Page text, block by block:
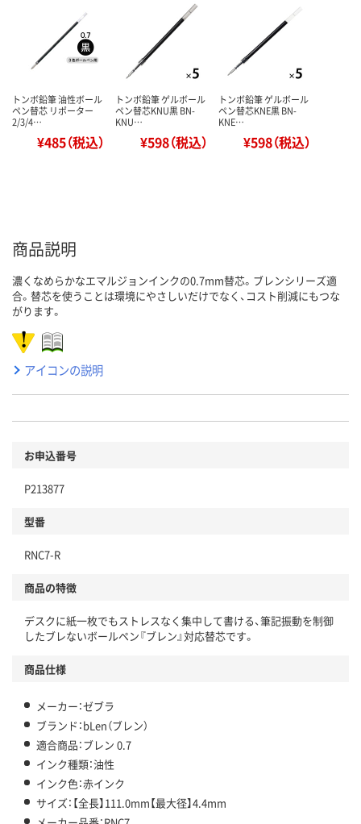
トンボ鉛筆 油性ボール
ペン替芯 リポーター
2/3/4…
¥485（税込）
トンボ鉛筆 ゲルボール
ペン替芯KNU黒 BN-
KNU…
¥598（税込）
トンボ鉛筆 ゲルボール
ペン替芯KNE黒 BN-
KNE…
¥598（税込）
商品説明
濃くなめらかなエマルジョンインクの0.7mm替芯。ブレンシリーズ適
合。替芯を使うことは環境にやさしいだけでなく、コスト削減にもつな
がります。
アイコンの説明
お申込番号
P213877
型番
RNC7-R
商品の特徴
デスクに紙一枚でもストレスなく集中して書ける、筆記振動を制御
したブレないボールペン『ブレン』対応替芯です。
商品仕様
メーカー：ゼブラ
ブランド：bLen（ブレン）
適合商品：ブレン 0.7
インク種類：油性
インク色：赤インク
サイズ：【全長】111.0mm【最大径】4.4mm